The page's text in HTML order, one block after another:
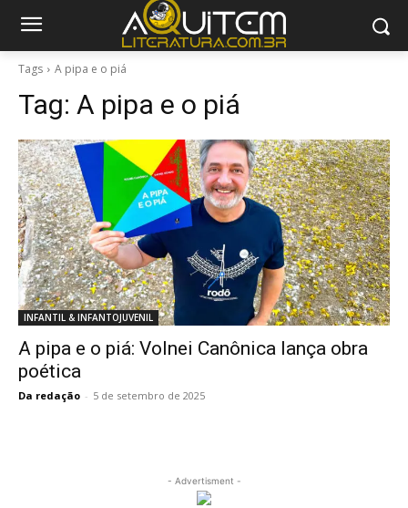
Tags A pipa e o piá
Tag: A pipa e o piá
INFANTIL & INFANTOJUVENIL
A pipa e o piá: Volnei Canônica lança obra
poética
Da redação - 5 de setembro de 2025
- Advertisment -